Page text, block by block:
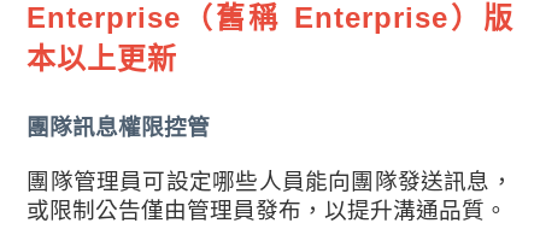
Enterprise（舊稱 Enterprise）版
本以上更新
團隊訊息權限控管
團隊管理員可設定哪些人員能向團隊發送訊息，
或限制公告僅由管理員發布，以提升溝通品質。